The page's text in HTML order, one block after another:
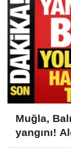
Muğla,
yangını!